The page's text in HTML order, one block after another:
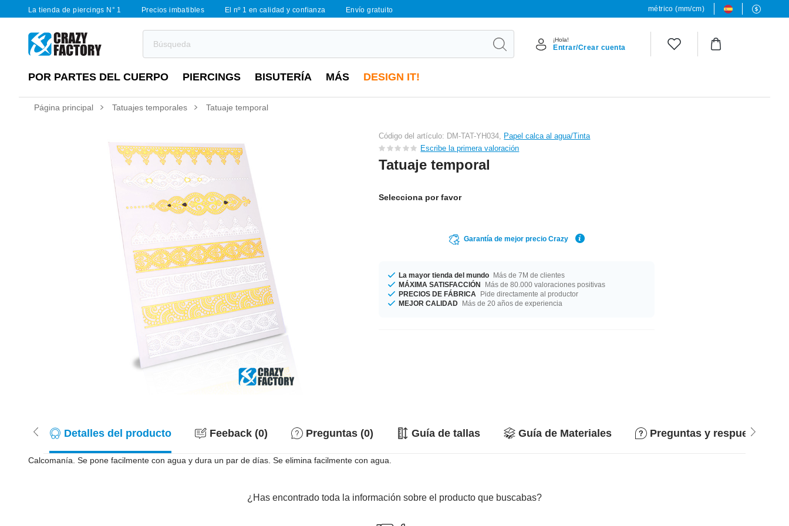
La tienda de piercings N° 1 Precios imbatibles El nº 1 en calidad y confianza Envío gratuito métrico (mm/cm)
¡Hola!
Entrar/Crear cuenta
POR PARTES DEL CUERPO PIERCINGS BISUTERÍA MÁS DESIGN IT!
Página principal Tatuajes temporales Tatuaje temporal
Código del artículo: DM-TAT-YH034, Papel calca al agua/Tinta
Escribe la primera valoración
Tatuaje temporal
Selecciona por favor
Garantía de mejor precio Crazy
La mayor tienda del mundo Más de 7M de clientes
MÁXIMA SATISFACCIÓN
Más de 80.000 valoraciones positivas
PRECIOS DE FÁBRICA
Pide directamente al productor
MEJOR CALIDAD Más de 20 años de experiencia
Detalles del producto Feeback (0) Preguntas (0) Guía de tallas Guía de Materiales Preguntas y respuestas
Calcomanía. Se pone facilmente con agua y dura un par de días. Se elimina facilmente con agua.
¿Has encontrado toda la información sobre el producto que buscabas?